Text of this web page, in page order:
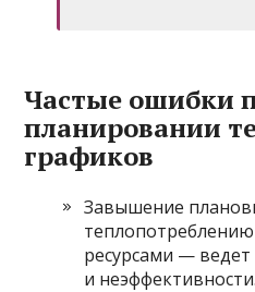
Частые ошибки
планировании
графиков
Завышение
теплопотреблению
ресурсами — ведет
и неэффективности.